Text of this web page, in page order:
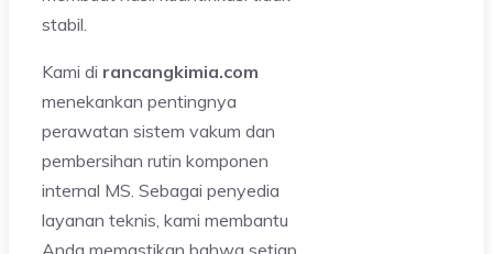
stabil.
Kami di rancangkimia.com
menekankan pentingnya
perawatan sistem vakum dan
pembersihan rutin komponen
internal MS. Sebagai penyedia
layanan teknis, kami membantu